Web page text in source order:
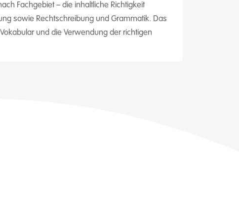
Fachgebiet – die inhaltliche Richtigkeit
sowie Rechtschreibung und Grammatik. Das
und die Verwendung der richtigen